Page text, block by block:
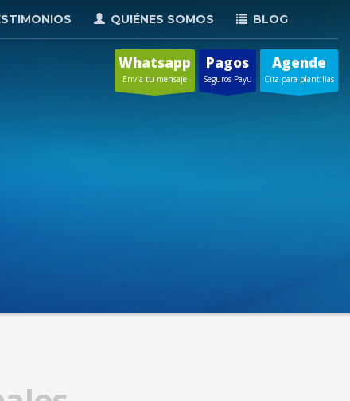
BLOG
QUIÉNES SOMOS
Agende
Cita para plantillas
Pagos
Seguros Payu
Whatsapp
Envía tu mensaje